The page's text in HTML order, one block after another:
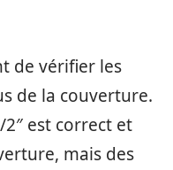
de vérifier les
de la couverture.
2″ est correct et
mais des